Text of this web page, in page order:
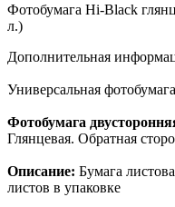
Фотобумага Hi-Black
л.)
Дополнительная
Универсальная
Фотобумага
Глянцевая. Обратная
Описание: Бумага
листов в упаковке